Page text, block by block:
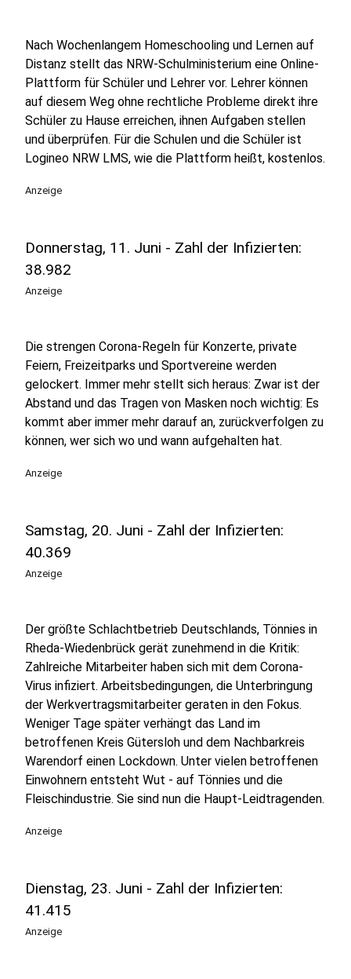
Nach Wochenlangem Homeschooling und Lernen auf
Distanz stellt das NRW-Schulministerium eine Online-
Plattform für Schüler und Lehrer vor. Lehrer können
auf diesem Weg ohne rechtliche Probleme direkt ihre
Schüler zu Hause erreichen, ihnen Aufgaben stellen
und überprüfen. Für die Schulen und die Schüler ist
Logineo NRW LMS, wie die Plattform heißt, kostenlos.
Anzeige
Donnerstag, 11. Juni - Zahl der Infizierten:
38.982
Anzeige
Die strengen Corona-Regeln für Konzerte, private
Feiern, Freizeitparks und Sportvereine werden
gelockert. Immer mehr stellt sich heraus: Zwar ist der
Abstand und das Tragen von Masken noch wichtig: Es
kommt aber immer mehr darauf an, zurückverfolgen zu
können, wer sich wo und wann aufgehalten hat.
Anzeige
Samstag, 20. Juni - Zahl der Infizierten:
40.369
Anzeige
Der größte Schlachtbetrieb Deutschlands, Tönnies in
Rheda-Wiedenbrück gerät zunehmend in die Kritik:
Zahlreiche Mitarbeiter haben sich mit dem Corona-
Virus infiziert. Arbeitsbedingungen, die Unterbringung
der Werkvertragsmitarbeiter geraten in den Fokus.
Weniger Tage später verhängt das Land im
betroffenen Kreis Gütersloh und dem Nachbarkreis
Warendorf einen Lockdown. Unter vielen betroffenen
Einwohnern entsteht Wut - auf Tönnies und die
Fleischindustrie. Sie sind nun die Haupt-Leidtragenden.
Anzeige
Dienstag, 23. Juni - Zahl der Infizierten:
41.415
Anzeige